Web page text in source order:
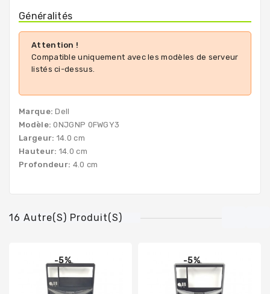
Généralités
Attention !
Compatible uniquement avec les modèles de serveur
listés ci-dessus.
Marque: Dell
Modèle:0NJGNP 0FWGY3
Largeur: 14.0 cm
Hauteur: 14.0 cm
Profondeur: 4.0 cm
16 Autre(s) Produit(s)
-5% -5%